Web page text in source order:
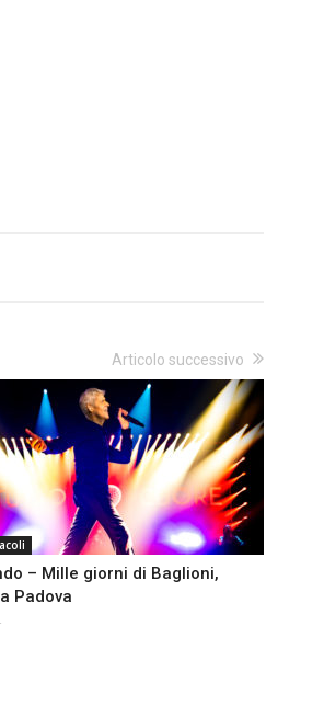
Articolo successivo
– Mille giorni di Baglioni,
Padova